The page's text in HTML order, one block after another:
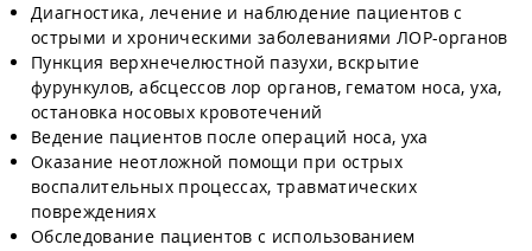
Диагностика, лечение и наблюдение пациентов с
острыми и хроническими заболеваниями ЛОР-органов
Пункция верхнечелюстной пазухи, вскрытие
фурункулов, абсцессов лор органов, гематом носа, уха,
остановка носовых кровотечений
Ведение пациентов после операций носа, уха
Оказание неотложной помощи при острых
воспалительных процессах, травматических
повреждениях
Обследование пациентов с использованием